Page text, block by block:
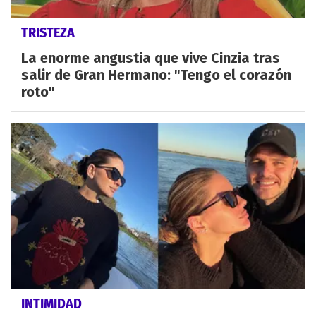
TRISTEZA
La enorme angustia que vive Cinzia tras
salir de Gran Hermano: "Tengo el corazón
roto"
INTIMIDAD